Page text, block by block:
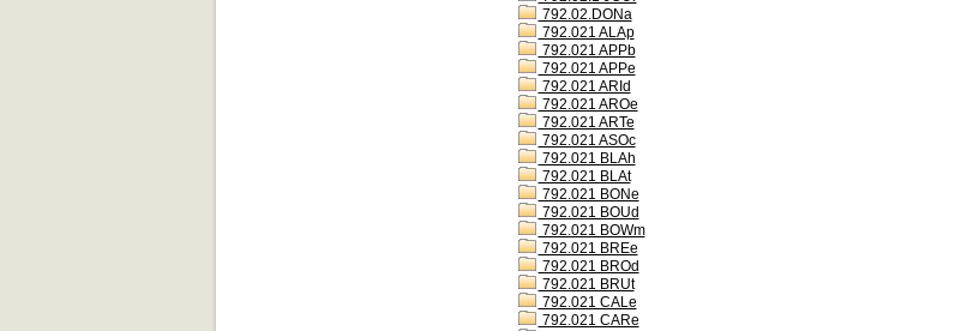
792.02.DONa
792.021 ALAp
792.021 APPb
792.021 APPe
792.021 ARId
792.021 AROe
792.021 ARTe
792.021 ASOc
792.021 BLAh
792.021 BLAt
792.021 BONe
792.021 BOUd
792.021 BOWm
792.021 BREe
792.021 BROd
792.021 BRUt
792.021 CALe
792.021 CARe